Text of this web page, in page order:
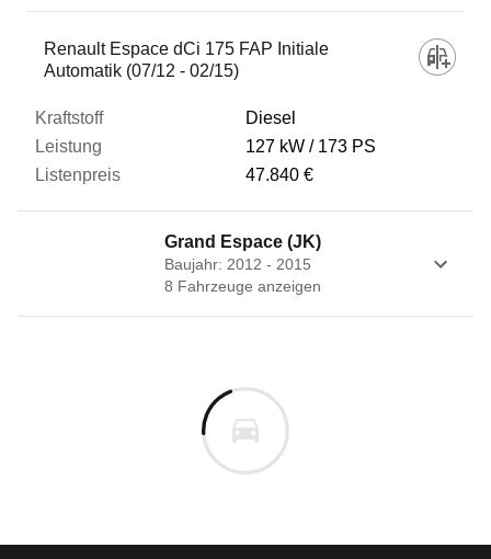
Renault Espace dCi 175 FAP Initiale
Automatik (07/12 - 02/15)
Diesel
127 kW
173 PS
47.840 €
Grand Espace (JK)
Baujahr: 2012 - 2015
8 Fahrzeuge anzeigen